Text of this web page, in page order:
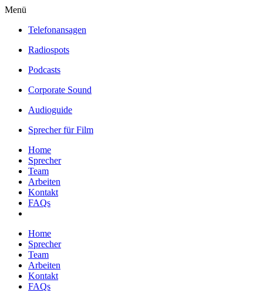
Menü
Telefonansagen
Radiospots
Podcasts
Corporate Sound
Audioguide
Sprecher für Film
Home
Sprecher
Team
Arbeiten
Kontakt
FAQs
Home
Sprecher
Team
Arbeiten
Kontakt
FAQs